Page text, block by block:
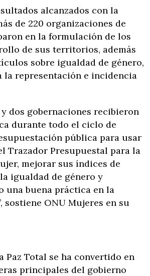
alcanzados con la
de 220 organizaciones de
en la formulación de los
de sus territorios, además
sobre igualdad de género,
la representación e incidencia
dos gobernaciones recibieron
durante todo el ciclo de
pública para usar
Trazador Presupuestal para la
mejorar sus índices de
igualdad de género y
una buena práctica en la
sostiene ONU Mujeres en su
Paz Total se ha convertido en
principales del gobierno